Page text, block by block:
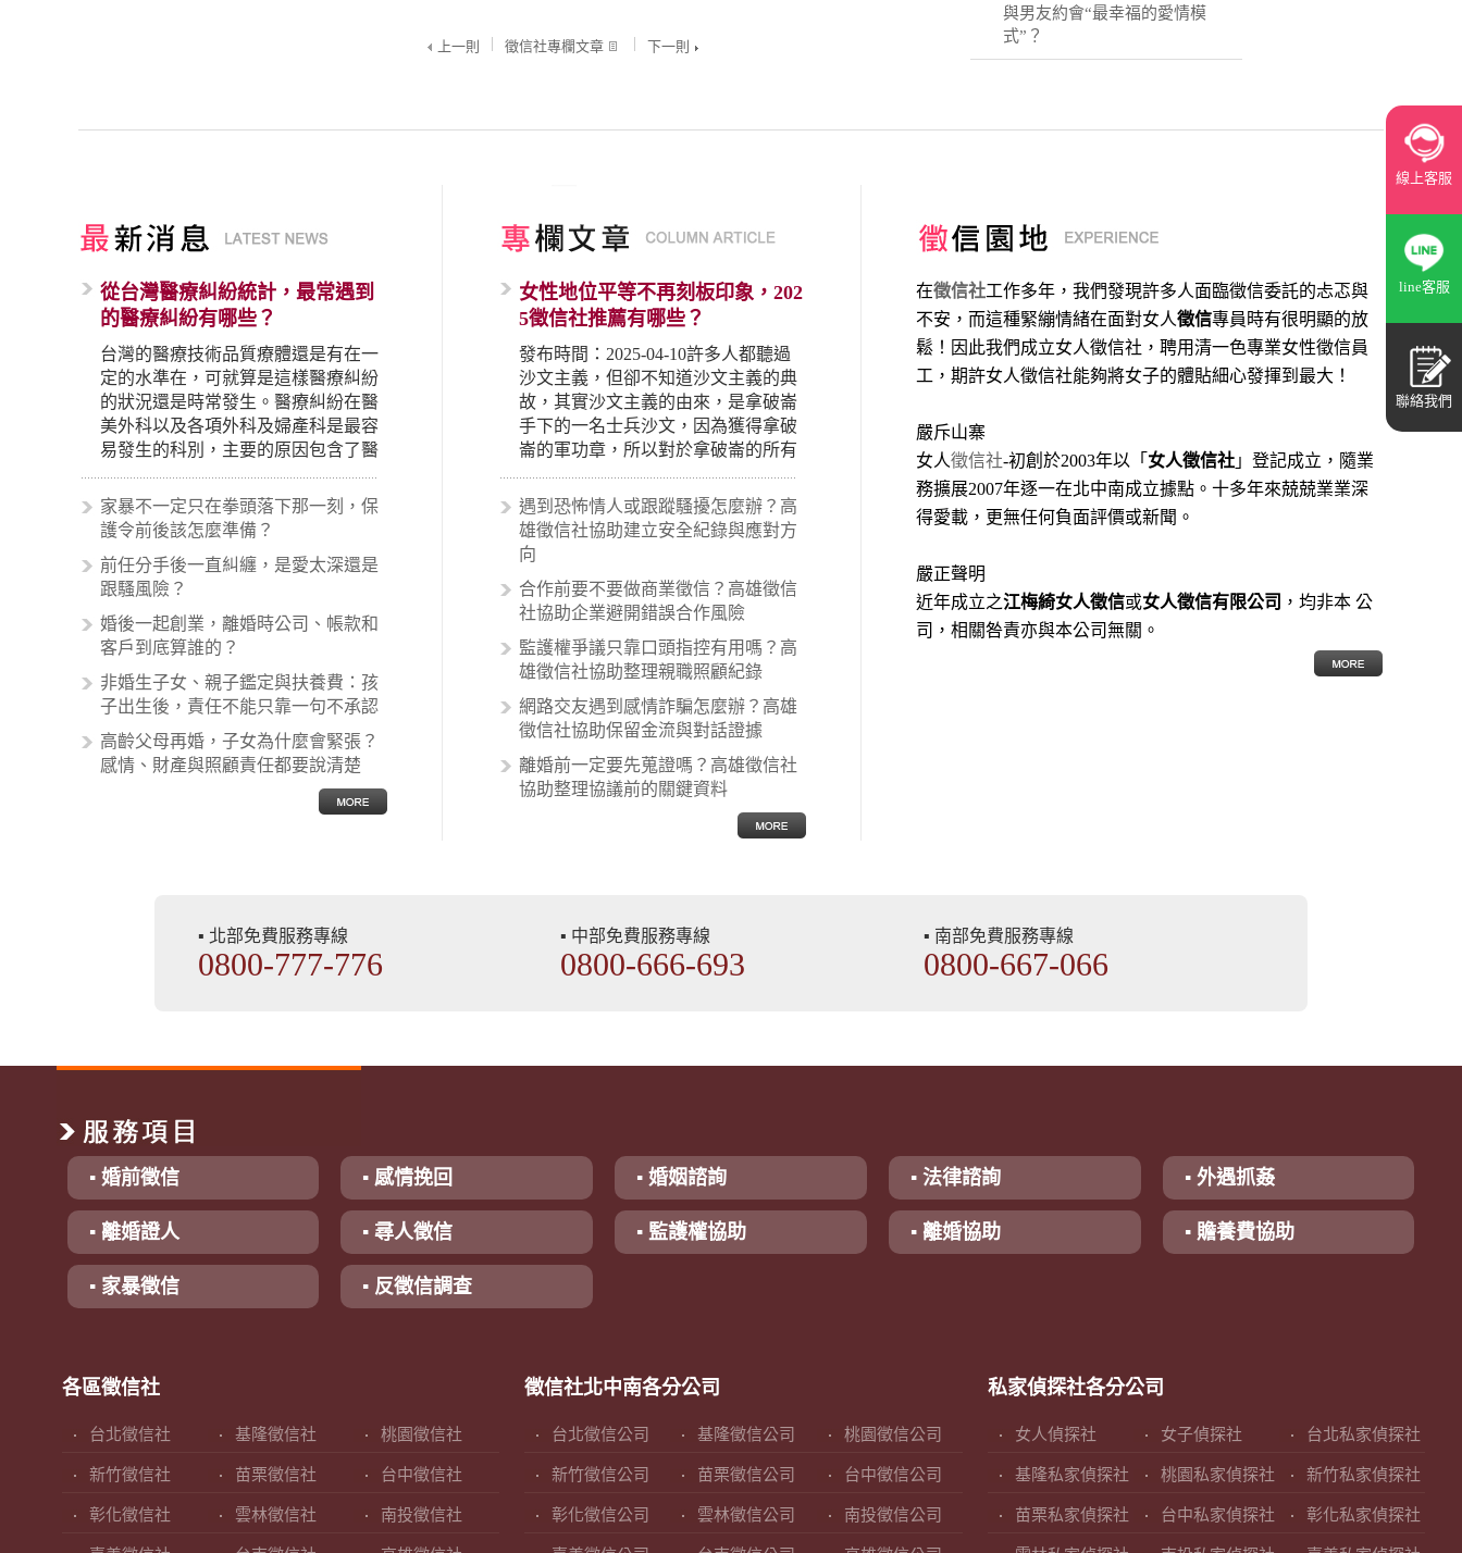
線上客服
line客服
聯絡我們
上一則 徵信社專欄文章 下一則
與男友約會“最幸福的愛情模
式”？
從台灣醫療糾紛統計，最常遇到
的醫療糾紛有哪些？
台灣的醫療技術品質療體還是有在一
定的水準在，可就算是這樣醫療糾紛
的狀況還是時常發生。醫療糾紛在醫
美外科以及各項外科及婦產科是最容
易發生的科別，主要的原因包含了醫
生未盡告知義務、醫療處置疏失、手
術疏失、術後照顧失當、醫療費用的
收取。雖然醫學進步，但醫生與病患
案例中最後都走向訴訟流程，我們如
果不幸遇到相關醫療糾紛時究竟該怎
麼處理呢？醫療糾紛相關的內容其實
非常多，有些案例…
家暴不一定只在拳頭落下那一刻，保
護令前後該怎麼準備？
前任分手後一直糾纏，是愛太深還是
跟騷風險？
婚後一起創業，離婚時公司、帳款和
客戶到底算誰的？
非婚生子女、親子鑑定與扶養費：孩
子出生後，責任不能只靠一句不承認
高齡父母再婚，子女為什麼會緊張？
感情、財產與照顧責任都要說清楚
女性地位平等不再刻板印象，202
5徵信社推薦有哪些？
發布時間：2025-04-10許多人都聽過
沙文主義，但卻不知道沙文主義的典
故，其實沙文主義的由來，是拿破崙
手下的一名士兵沙文，因為獲得拿破
崙的軍功章，所以對於拿破崙的所有
事蹟和政策產生狂熱崇拜，形成偏執
的狀況，所以沙文主義後來就被拿來
暗指偏見和歧視，而且有沙文主義傾
向的人，通常對於自己的國家和民族
國家的人，所以沙文主義也廣泛應用
在種族歧視的說法，甚至還出現了男
性沙文…
遇到恐怖情人或跟蹤騷擾怎麼辦？高
雄徵信社協助建立安全紀錄與應對方
向
合作前要不要做商業徵信？高雄徵信
社協助企業避開錯誤合作風險
監護權爭議只靠口頭指控有用嗎？高
雄徵信社協助整理親職照顧紀錄
網路交友遇到感情詐騙怎麼辦？高雄
徵信社協助保留金流與對話證據
離婚前一定要先蒐證嗎？高雄徵信社
協助整理協議前的關鍵資料
在徵信社工作多年，我們發現許多人面臨徵信委託的忐忑與
不安，而這種緊繃情緒在面對女人徵信專員時有很明顯的放
鬆！因此我們成立女人徵信社，聘用清一色專業女性徵信員
工，期許女人徵信社能夠將女子的體貼細心發揮到最大 ！
嚴斥山寨
女人徵信社-初創於2003年以「 女人徵信社 」登記成立，隨業
務擴展2007年逐一在北中南成立據點。十多年來兢兢業業深
得愛載，更無任何負面評價或新聞。
嚴正聲明
近年成立之江梅綺女人徵信或女人徵信有限公司 ，均非本 公
司，相關咎責亦與本公司無關。
▪ 北部免費服務專線
0800-777-776
▪ 中部免費服務專線
0800-666-693
▪ 南部免費服務專線
0800-667-066
▪ 婚前徵信 ▪ 感情挽回 ▪ 婚姻諮詢 ▪ 法律諮詢 ▪ 外遇抓姦
▪ 離婚證人 ▪ 尋人徵信 ▪ 監護權協助 ▪ 離婚協助 ▪ 贍養費協助
▪ 家暴徵信 ▪ 反徵信調查
各區徵信社
台北徵信社 基隆徵信社 桃園徵信社
新竹徵信社 苗栗徵信社 台中徵信社
彰化徵信社 雲林徵信社 南投徵信社
徵信社北中南各分公司
台北徵信公司 基隆徵信公司 桃園徵信公司
新竹徵信公司 苗栗徵信公司 台中徵信公司
彰化徵信公司 雲林徵信公司 南投徵信公司
私家偵探社各分公司
女人偵探社 女子偵探社 台北私家偵探社
基隆私家偵探社 桃園私家偵探社 新竹私家偵探社
苗栗私家偵探社 台中私家偵探社 彰化私家偵探社